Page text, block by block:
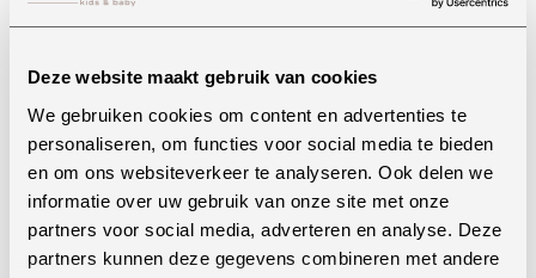
Deze website maakt gebruik van cookies
We gebruiken cookies om content en advertenties te
personaliseren, om functies voor social media te bieden
en om ons websiteverkeer te analyseren. Ook delen we
informatie over uw gebruik van onze site met onze
partners voor social media, adverteren en analyse. Deze
partners kunnen deze gegevens combineren met andere
Whatsapp